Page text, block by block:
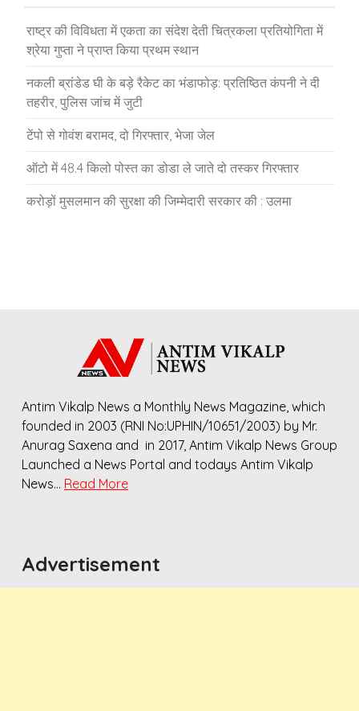
राष्ट्र की विविधता में एकता का संदेश देती चित्रकला प्रतियोगिता में
श्रेया गुप्ता ने प्राप्त किया प्रथम स्थान
नकली ब्रांडेड घी के बड़े रैकेट का भंडाफोड़: प्रतिष्ठित कंपनी ने दी
तहरीर, पुलिस जांच में जुटी
टेंपो से गोवंश बरामद, दो गिरफ्तार, भेजा जेल
ऑटो में 48.4 किलो पोस्त का डोडा ले जाते दो तस्कर गिरफ्तार
करोड़ों मुसलमान की सुरक्षा की जिम्मेदारी सरकार की : उलमा
Antim Vikalp News a Monthly News Magazine, which
founded in 2003 (RNI No:UPHIN/10651/2003) by Mr.
Anurag Saxena and in 2017, Antim Vikalp News Group
Launched a News Portal and todays Antim Vikalp
News… Read More
Advertisement